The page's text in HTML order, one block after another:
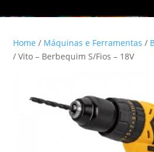
Home / Máquinas e Ferramentas /
/ Vito – Berbequim S/Fios – 18V